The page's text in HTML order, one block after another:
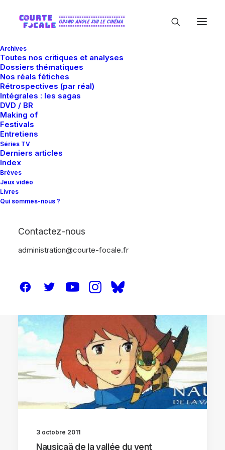
Archives
Toutes nos critiques et analyses
Dossiers thématiques
Nos réals fétiches
Rétrospectives (par réal)
Intégrales : les sagas
DVD / BR
Making of
Festivals
Entretiens
Séries TV
Derniers articles
Index
Brèves
Jeux vidéo
Livres
Qui sommes-nous ?
Contactez-nous
administration@courte-focale.fr
3 octobre 2011
Nausicaä de la vallée du vent